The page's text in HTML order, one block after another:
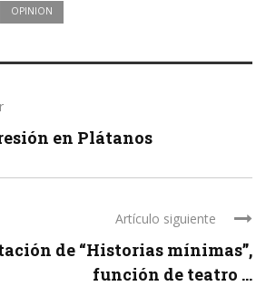
OPINION
en Plátanos
Artículo siguiente
de “Historias mínimas”,
función de teatro ...